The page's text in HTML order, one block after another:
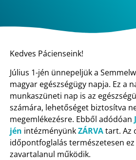
Kedves Pácienseink!
Július 1-jén ünnepeljük a
magyar egészségügy napja. Ez a
munkaszüneti nap is az
számára, lehetőséget biztosítva
megemlékezésre. Ebből adódóan
jén intézményünkZÁRVAtart. Az
időpontfoglalás természetesen
zavartalanul működik.